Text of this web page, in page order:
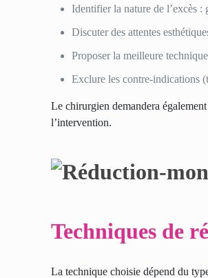
Identifier la nature de l’excès :
Discuter des attentes
Proposer la meilleure
Exclure les contre-indications
Le chirurgien demandera
l’intervention.
Techniques de
La technique choisie dépend du